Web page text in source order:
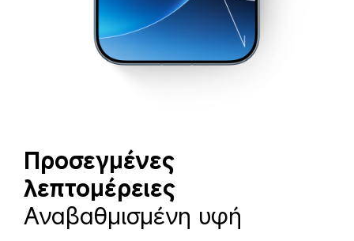
Προσεγμένες
λεπτομέρειες
Αναβαθμισμένη υφή